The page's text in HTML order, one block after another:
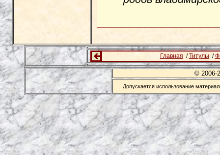
Главная /Титулы /
© 2006-
Допускается использование